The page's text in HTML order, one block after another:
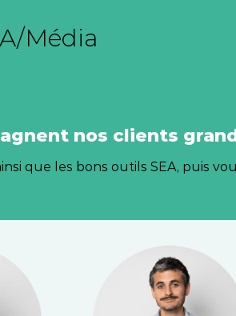
Média
nos clients
que les bons outils SEA, puis